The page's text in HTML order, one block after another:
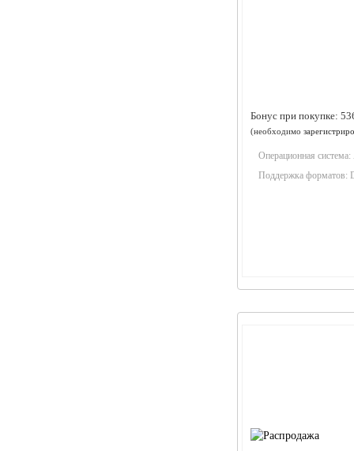
Бонус при покупке:
(необходимо
Операционная система:
Поддержка форматов: